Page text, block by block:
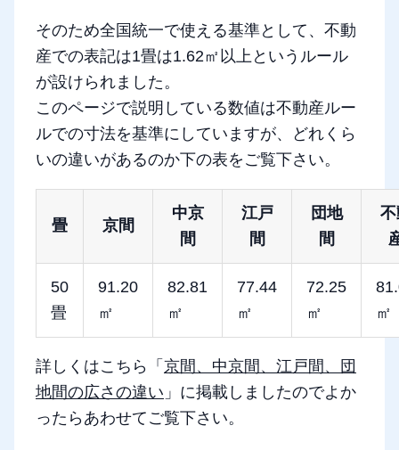
そのため全国統一で使える基準として、不動
産での表記は1畳は1.62㎡以上というルール
が設けられました。
このページで説明している数値は不動産ルー
ルでの寸法を基準にしていますが、どれくら
いの違いがあるのか下の表をご覧下さい。
畳 京間
中京
間
江戸
間
団地
間
50
畳
91.20
㎡
82.81
㎡
77.44
㎡
72.25
㎡
㎡
詳しくはこちら「 京間、中京間、江戸間、団
地間の広さの違い 」に掲載しましたのでよか
ったらあわせてご覧下さい。